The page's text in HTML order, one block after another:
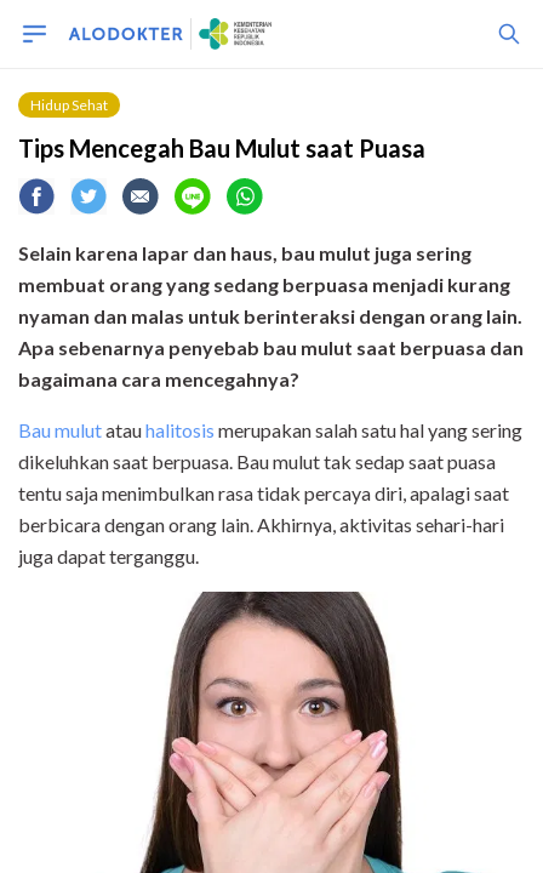
Hidup Sehat
Tips Mencegah Bau Mulut saat Puasa
Selain karena lapar dan haus, bau mulut juga sering
membuat orang yang sedang berpuasa menjadi kurang
nyaman dan malas untuk berinteraksi dengan orang lain.
Apa sebenarnya penyebab bau mulut saat berpuasa dan
bagaimana cara mencegahnya?
Bau mulutatauhalitosis merupakan salah satu hal yang sering
dikeluhkan saat berpuasa. Bau mulut tak sedap saat puasa
tentu saja menimbulkan rasa tidak percaya diri, apalagi saat
berbicara dengan orang lain. Akhirnya, aktivitas sehari-hari
juga dapat terganggu.